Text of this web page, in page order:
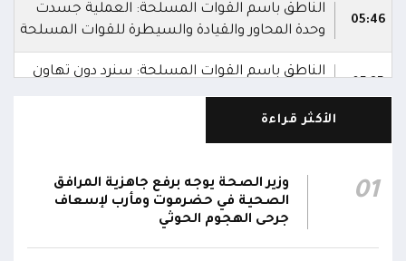
05:46
الناطق باسم القوات المسلحة: العملية جسدت
وحدة المحاور والقيادة والسيطرة للقوات المسلحة
الناطق باسم القوات المسلحة: سنرد دون تهاون
حال استمرت اعتداءات الحوثيين الغادرة
05:34
المقاومة الوطنية تصد هجوماً حوثياً في جبهتي
الحيمة بالتحيتا وحيس جنوب الحديدة
الأكثر قراءة
01
وزير الصحة يوجه برفع جاهزية المرافق
الصحية في حضرموت ومأرب لإسعاف
جرحى الهجوم الحوثي